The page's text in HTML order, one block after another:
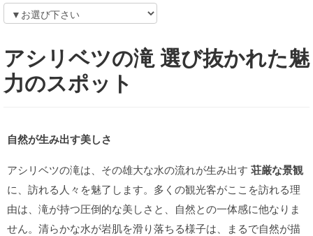
アシリベツの滝 選び抜かれた魅
力のスポット
自然が生み出す美しさ
アシリベツの滝は、その雄大な水の流れが生み出す 荘厳な景観
に、訪れる人々を魅了します。多くの観光客がここを訪れる理
由は、滝が持つ圧倒的な美しさと、自然との一体感に他なりま
せん。清らかな水が岩肌を滑り落ちる様子は、まるで自然が描